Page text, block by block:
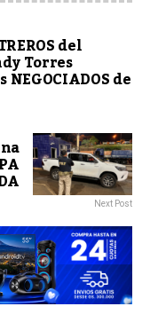
del
Torres
NEGOCIADOS de
Next Post